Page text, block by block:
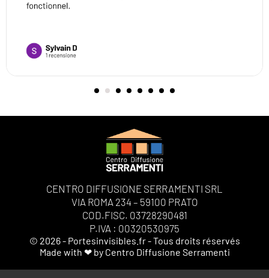
CENTRO DIFFUSIONE SERRAMENTI SRL
VIA ROMA 234 – 59100 PRATO
COD.FISC. 03728290481
P.IVA : 00320530975
© 2026 - Portesinvisibles.fr - Tous droits réservés
Made with ❤ by Centro Diffusione Serramenti